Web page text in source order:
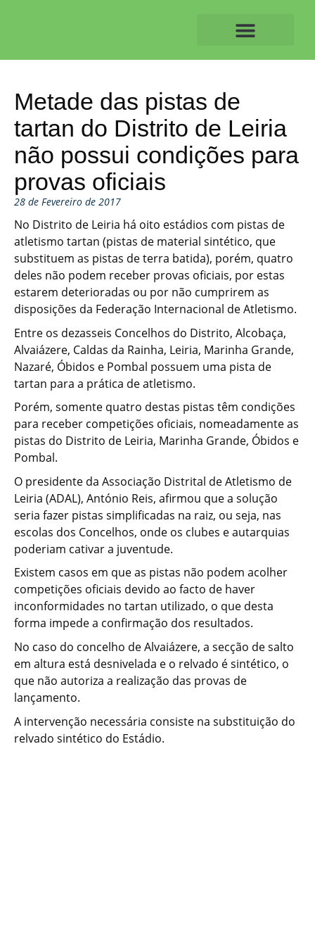
Metade das pistas de
tartan do Distrito de Leiria
não possui condições para
provas oficiais
28 de Fevereiro de 2017
No Distrito de Leiria há oito estádios com pistas de
atletismo tartan (pistas de material sintético, que
substituem as pistas de terra batida), porém, quatro
deles não podem receber provas oficiais, por estas
estarem deterioradas ou por não cumprirem as
disposições da Federação Internacional de Atletismo.
Entre os dezasseis Concelhos do Distrito, Alcobaça,
Alvaiázere, Caldas da Rainha, Leiria, Marinha Grande,
Nazaré, Óbidos e Pombal possuem uma pista de
tartan para a prática de atletismo.
Porém, somente quatro destas pistas têm condições
para receber competições oficiais, nomeadamente as
pistas do Distrito de Leiria, Marinha Grande, Óbidos e
Pombal.
O presidente da Associação Distrital de Atletismo de
Leiria (ADAL), António Reis, afirmou que a solução
seria fazer pistas simplificadas na raiz, ou seja, nas
escolas dos Concelhos, onde os clubes e autarquias
poderiam cativar a juventude.
Existem casos em que as pistas não podem acolher
competições oficiais devido ao facto de haver
inconformidades no tartan utilizado, o que desta
forma impede a confirmação dos resultados.
No caso do concelho de Alvaiázere, a secção de salto
em altura está desnivelada e o relvado é sintético, o
que não autoriza a realização das provas de
lançamento.
A intervenção necessária consiste na substituição do
relvado sintético do Estádio.